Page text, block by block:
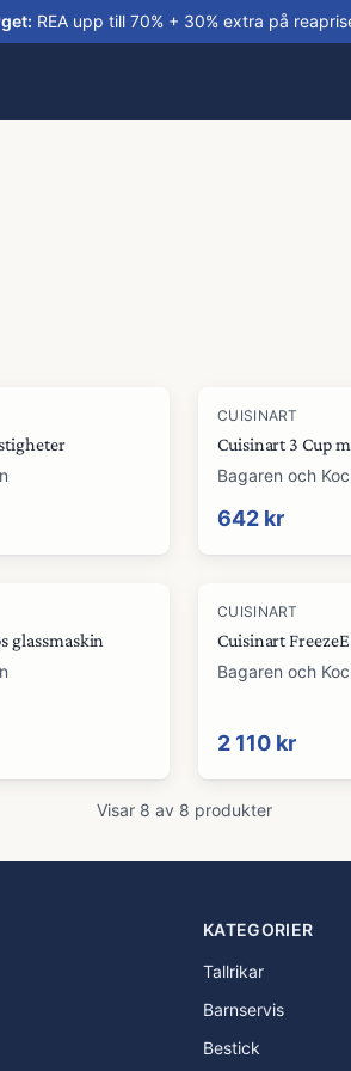
: REA upp till 70% + 30% extra på
CUISINART
Cuisinart 3 Cup
Bagaren och
642 kr
glassmaskin
CUISINART
Cuisinart
Bagaren och
2 110 kr
Visar 8 av 8 produkter
KATEGORIER
Tallrikar
Barnservis
Bestick